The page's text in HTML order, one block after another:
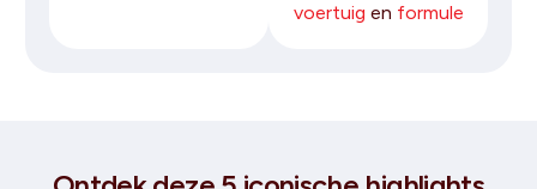
voertuig en formule